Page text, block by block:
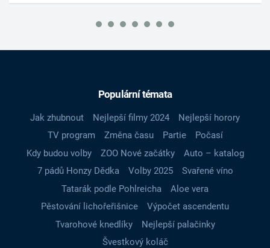
Populární témata
Jak zhubnout Nejlepší filmy 2024
Nejlepší horory
TV program
Změna času Partie
Počasí
Kdy budou volby
ZOO Nové začátky
Auto – katalog
7 pádů Honzy Dědka
Volby 2025
Svařené víno
Tatarák podle Pohlreicha
Aloe vera
Pěstování lichořeřišnice
Výpočet ascendentu
Tvarohové knedlíky
Nejlepší palačinky
Švestkový koláč